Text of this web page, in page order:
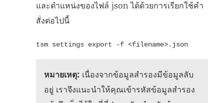
และตำแหน่งของไฟล์ json ได้ด้วยการเรียกใช้คำ
สั่งต่อไปนี้
tsm settings export -f <filename>.json
หมายเหตุ: เนื่องจากข้อมูลสำรองมีข้อมูลลับ
อยู่ เราจึงแนะนำให้คุณเข้ารหัสข้อมูลสำรอง